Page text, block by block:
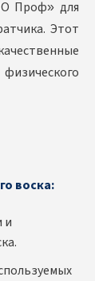
Проф» для
Этот
воска:
и